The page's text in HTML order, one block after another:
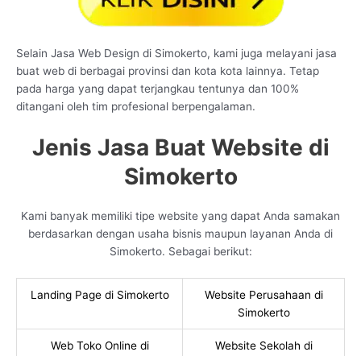
Selain Jasa Web Design di Simokerto, kami juga melayani jasa
buat web di berbagai provinsi dan kota kota lainnya. Tetap
pada harga yang dapat terjangkau tentunya dan 100%
ditangani oleh tim profesional berpengalaman.
Jenis Jasa Buat Website di
Simokerto
Kami banyak memiliki tipe website yang dapat Anda samakan
berdasarkan dengan usaha bisnis maupun layanan Anda di
Simokerto. Sebagai berikut:
Landing Page di Simokerto
Website Perusahaan di
Simokerto
Web Toko Online di
Website Sekolah di